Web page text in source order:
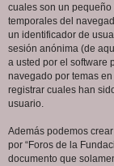
cuales son un
temporales del
un identificador de
sesión anónima (de
a usted por el software
navegado por temas
registrar cuales han
usuario.
Además podemos
por “Foros de la
documento que